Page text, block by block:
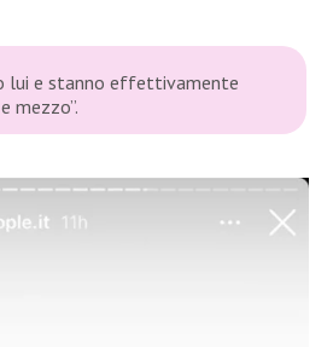
lui e stanno effettivamente
mezzo”.